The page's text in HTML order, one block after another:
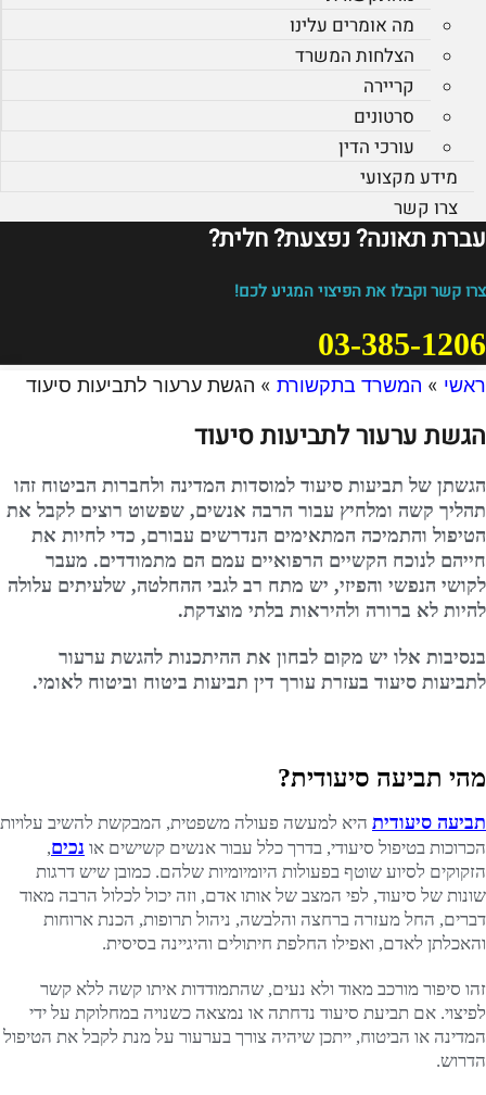
מה אומרים עלינו
הצלחות המשרד
קריירה
סרטונים
עורכי הדין
מידע מקצועי
צרו קשר
עברת תאונה? נפצעת? חלית?​
צרו קשר וקבלו את הפיצוי המגיע לכם!
03-385-1206
ראשי » המשרד בתקשורת » הגשת ערעור לתביעות סיעוד
הגשת ערעור לתביעות סיעוד
הגשתן של תביעות סיעוד למוסדות המדינה ולחברות הביטוח זהו
תהליך קשה ומלחיץ עבור הרבה אנשים, שפשוט רוצים לקבל את
הטיפול והתמיכה המתאימים הנדרשים עבורם, כדי לחיות את
חייהם לנוכח הקשיים הרפואיים עמם הם מתמודדים. מעבר
לקושי הנפשי והפיזי, יש מתח רב לגבי ההחלטה, שלעיתים עלולה
להיות לא ברורה ולהיראות בלתי מוצדקת.
בנסיבות אלו יש מקום לבחון את ההיתכנות להגשת ערעור
לתביעות סיעוד בעזרת עורך דין תביעות ביטוח וביטוח לאומי.
מהי תביעה סיעודית?
תביעה סיעודית היא למעשה פעולה משפטית, המבקשת להשיב עלויות
הכרוכות בטיפול סיעודי, בדרך כלל עבור אנשים קשישים או נכים,
הזקוקים לסיוע שוטף בפעולות היומיומיות שלהם. כמובן שיש דרגות
שונות של סיעוד, לפי המצב של אותו אדם, וזה יכול לכלול הרבה מאוד
דברים, החל מעזרה ברחצה והלבשה, ניהול תרופות, הכנת ארוחות
והאכלתן לאדם, ואפילו החלפת חיתולים והיגיינה בסיסית.
זהו סיפור מורכב מאוד ולא נעים, שהתמודדות איתו קשה ללא קשר
לפיצוי. אם תביעת סיעוד נדחתה או נמצאה כשנויה במחלוקת על ידי
המדינה או הביטוח, ייתכן שיהיה צורך בערעור על מנת לקבל את הטיפול
הדרוש.